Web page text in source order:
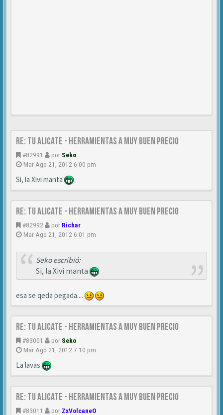
Re: TU ALICATE - Herramientas a muy buen precio
#82991 por Seko
Mar Ago 21, 2012 6:00 pm
Si, la Xivi manta
Re: TU ALICATE - Herramientas a muy buen precio
#82992 por Richar
Mar Ago 21, 2012 6:01 pm
Seko escribió:
Si, la Xivi manta
esa se qeda pegada....
Re: TU ALICATE - Herramientas a muy buen precio
#83001 por Seko
Mar Ago 21, 2012 7:10 pm
La lavas
Re: TU ALICATE - Herramientas a muy buen precio
#83011 por ZxVolcaneO